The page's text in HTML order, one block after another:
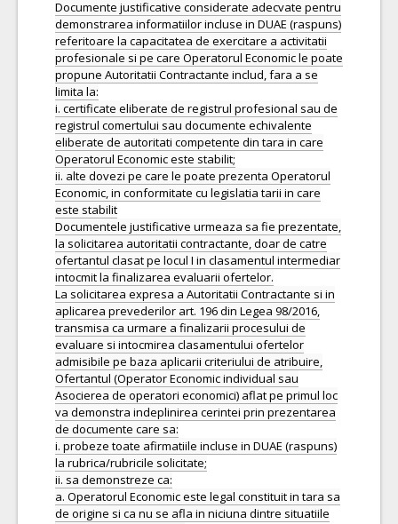
Documente justificative considerate adecvate pentru
demonstrarea informatiilor incluse in DUAE (raspuns)
referitoare la capacitatea de exercitare a activitatii
profesionale si pe care Operatorul Economic le poate
propune Autoritatii Contractante includ, fara a se
limita la:
i. certificate eliberate de registrul profesional sau de
registrul comertului sau documente echivalente
eliberate de autoritati competente din tara in care
Operatorul Economic este stabilit;
ii. alte dovezi pe care le poate prezenta Operatorul
Economic, in conformitate cu legislatia tarii in care
este stabilit
Documentele justificative urmeaza sa fie prezentate,
la solicitarea autoritatii contractante, doar de catre
ofertantul clasat pe locul I in clasamentul intermediar
intocmit la finalizarea evaluarii ofertelor.
La solicitarea expresa a Autoritatii Contractante si in
aplicarea prevederilor art. 196 din Legea 98/2016,
transmisa ca urmare a finalizarii procesului de
evaluare si intocmirea clasamentului ofertelor
admisibile pe baza aplicarii criteriului de atribuire,
Ofertantul (Operator Economic individual sau
Asocierea de operatori economici) aflat pe primul loc
va demonstra indeplinirea cerintei prin prezentarea
de documente care sa:
i. probeze toate afirmatiile incluse in DUAE (raspuns)
la rubrica/rubricile solicitate;
ii. sa demonstreze ca:
a. Operatorul Economic este legal constituit in tara sa
de origine si ca nu se afla in niciuna dintre situatiile